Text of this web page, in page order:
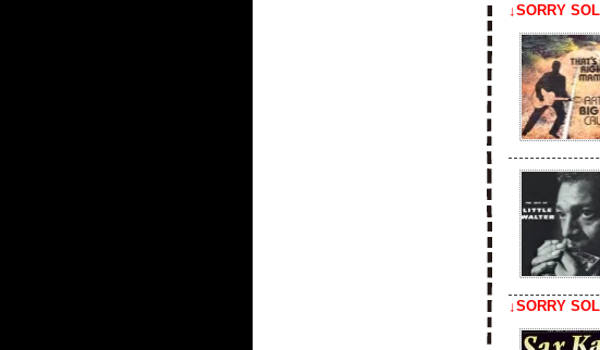
↓SORRY
↓SORRY